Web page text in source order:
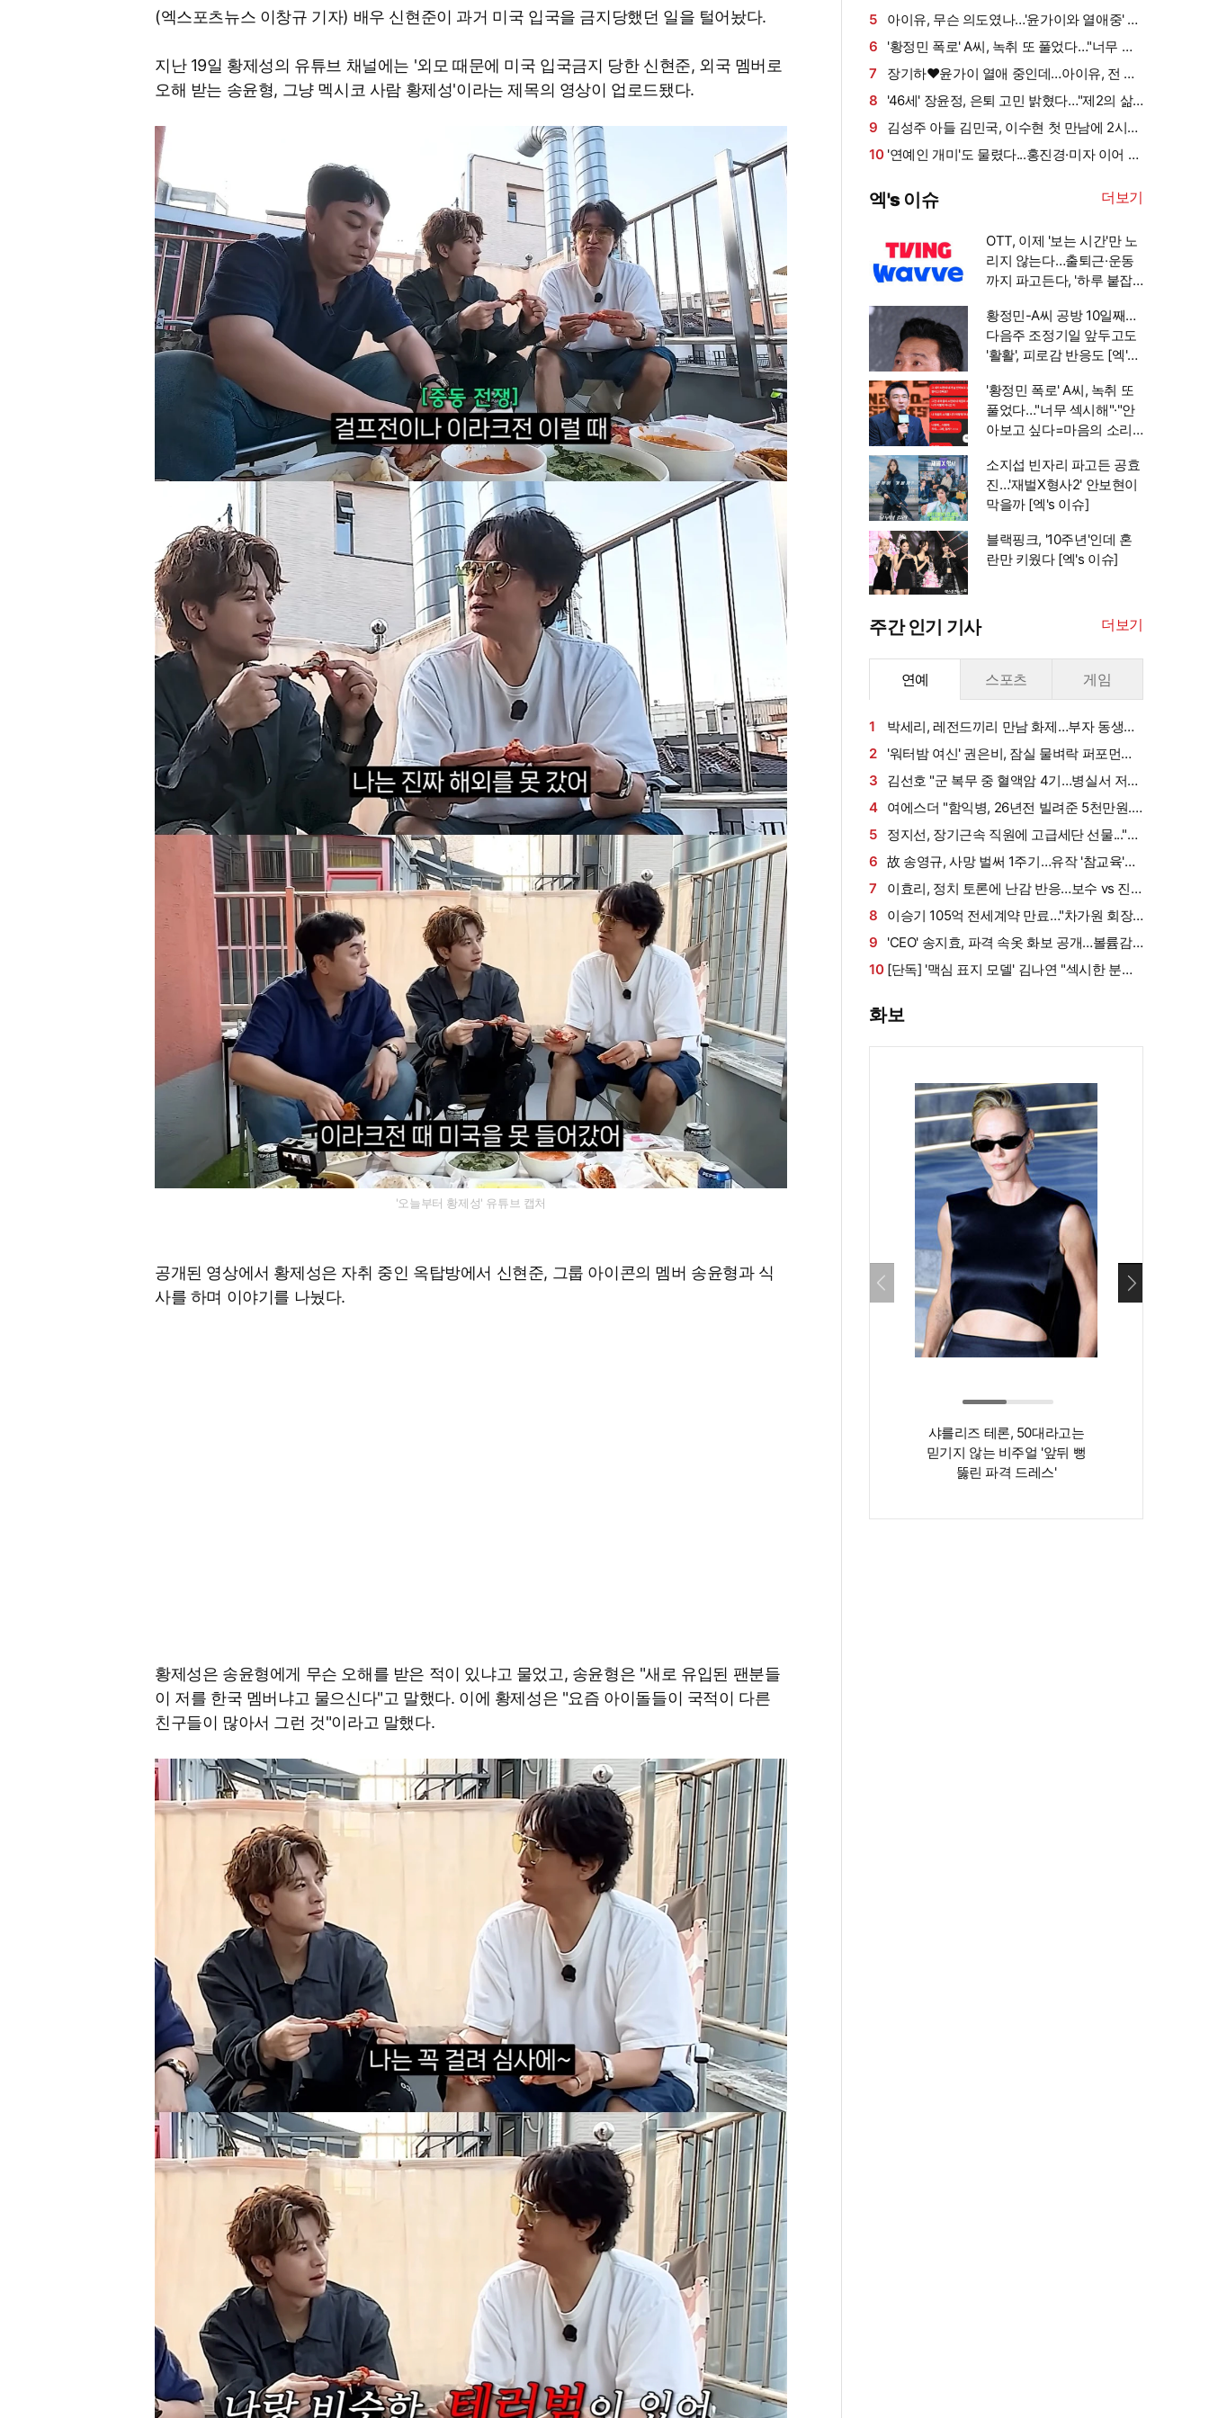
(엑스포츠뉴스 이창규 기자) 배우 신현준이 과거 미국 입국을 금지당했던 일을 털어놨다.
지난 19일 황제성의 유튜브 채널에는 '외모 때문에 미국 입국금지 당한 신현준, 외국 멤버로
오해 받는 송윤형, 그냥 멕시코 사람 황제성'이라는 제목의 영상이 업로드됐다.
'오늘부터 황제성' 유튜브 캡처
공개된 영상에서 황제성은 자취 중인 옥탑방에서 신현준, 그룹 아이콘의 멤버 송윤형과 식
사를 하며 이야기를 나눴다.
황제성은 송윤형에게 무슨 오해를 받은 적이 있냐고 물었고, 송윤형은 "새로 유입된 팬분들
이 저를 한국 멤버냐고 물으신다"고 말했다. 이에 황제성은 "요즘 아이돌들이 국적이 다른
친구들이 많아서 그런 것"이라고 말했다.
방치했다…"비누인 줄"
5
아이유, 무슨 의도였나…'윤가이와 열애중' 장
기하 BGM에 의견분분 [엑's 이슈]
6
'황정민 폭로' A씨, 녹취 또 풀었다…"너무 섹
시해"·"안아보고 싶다=마음의 소리 인정" 주장
[엑's 이슈]
7
장기하♥윤가이 열애 중인데…아이유, 전 연
인 노래 선곡에 설왕설래 [엑's 이슈]
8
'46세' 장윤정, 은퇴 고민 밝혔다…"제2의 삶
뭘로 살까" (장공장)
9
김성주 아들 김민국, 이수현 첫 만남에 2시간
지각…"다리에 힘 풀려" (이수현 오피셜)
10 '연예인 개미'도 물렸다...홍진경·미자 이어 랄
이슈]
엑's 이슈 더보기
OTT, 이제 '보는 시간'만 노
리지 않는다…출퇴근·운동
까지 파고든다, '하루 붙잡
황정민-A씨 공방 10일째…
다음주 조정기일 앞두고도
'활활', 피로감 반응도 [엑's
'황정민 폭로' A씨, 녹취 또
풀었다…"너무 섹시해"·"안
아보고 싶다=마음의 소리
소지섭 빈자리 파고든 공효
진…'재벌X형사2' 안보현이
막을까 [엑's 이슈]
블랙핑크, '10주년'인데 혼
란만 키웠다 [엑's 이슈]
주간 인기 기사 더보기
연예 스포츠 게임
1
박세리, 레전드끼리 만남 화제…부자 동생에
게 밥 샀다가 '반전'
2
'워터밤 여신' 권은비, 잠실 물벼락 퍼포먼스
'후끈'…두산 승리요정 등극
3
김선호 "군 복무 중 혈액암 4기…병실서 저만
살아남았다" (내 남은 연애)
4
여에스더 "함익병, 26년전 빌려준 5천만원...
그덕에 사업 시작" (동상이몽2)[종합]
5
정지선, 장기근속 직원에 고급세단 선물..."차
부담되면 명품백도 가능" (사당귀)[전일야화]
6 故 송영규, 사망 벌써 1주기…유작 '참교육'서
묵직한 존재감
7
이효리, 정치 토론에 난감 반응…보수 vs 진
보 사연에 "빠지면 안 될까요?"
8
이승기 105억 전세계약 만료…"차가원 회장,
보증금 안 주면 법적 조치"
9
'CEO' 송지효, 파격 속옷 화보 공개…볼륨감·
라인 모두 '퍼펙트'
10 [단독] '맥심 표지 모델' 김나연 "섹시한 분들
화보
샤를리즈 테론, 50대라고는
믿기지 않는 비주얼 '앞뒤 뻥
뚫린 파격 드레스'